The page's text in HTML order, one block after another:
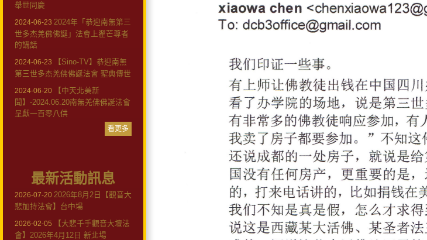
舉世同慶
2024-06-23 2024年「恭迎南無第三
世多杰羌佛佛誕」法會上翟芒尊者
的講話
2024-06-23
【Sino-TV】恭迎南無
第三世多杰羌佛佛誕法會 聖典傳世
2024-06-20
【中天北美新
聞】-2024.06.20南無羌佛佛誕法會
呈獻一百零八供
看更多
最新活動訊息
2026-07-20 2026年8月2日【觀音大
悲加持法會】台中場
2026-02-05
【大悲千手觀音大壇法
會】2026年4月12日 新北場